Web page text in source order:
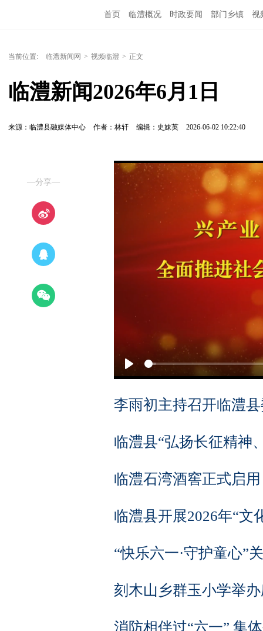
首页 临澧概况 时政要闻 部门乡镇 视
当前位置: 临澧新闻网 > 视频临澧 > 正文
临澧新闻2026年6月1日
来源：临澧县融媒体中心 作者：林轩 编辑：史妹英 2026-06-02 10:22:40
—分享—
Play
李雨初主持召开临澧
临澧县“弘扬长征精神
临澧石湾酒窖正式启
临澧县开展2026年“文
“快乐六一·守护童心”
刻木山乡群玉小学举
消防相伴过“六一” 集